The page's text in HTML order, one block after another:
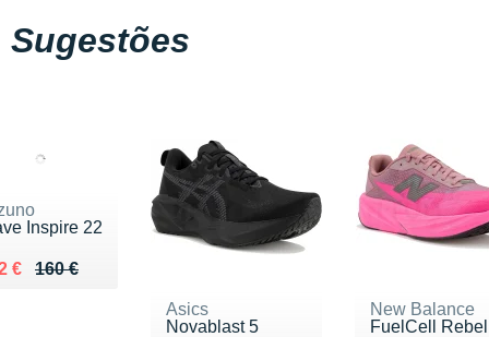
Sugestões
Inspire 22
160 €
de 160 €
€ 132 €
Asics
Novablast 5
New Balance
FuelCell